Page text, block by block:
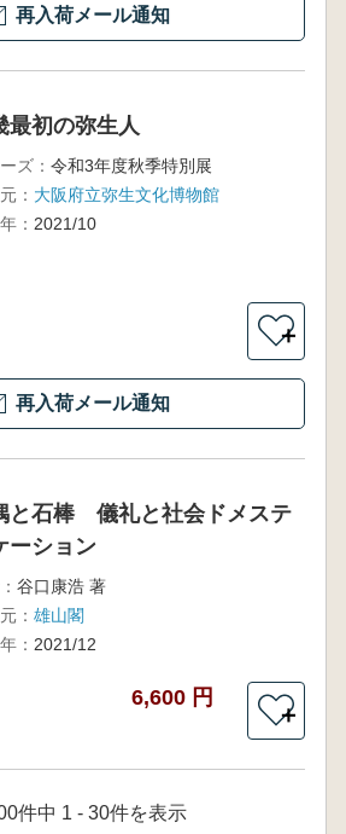
再入荷メール通知
最初の弥生人
ズ： 令和3年度秋季特別展
： 大阪府立弥生文化博物館
： 2021/10
＋
再入荷メール通知
と石棒 儀礼と社会ドメステ
ーション
谷口康浩 著
： 雄山閣
： 2021/12
6,600 円
＋
件中 1 - 30件を表示